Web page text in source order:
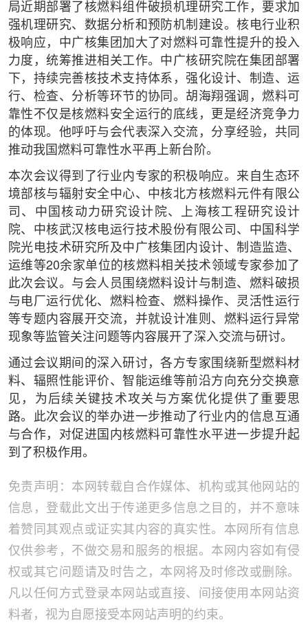
局近期部署了核燃料组件破损机理研究工作，要求加
强机理研究、数据分析和预防机制建设。核电行业积
极响应，中广核集团加大了对燃料可靠性提升的投入
力度，统筹推进相关工作。中广核研究院在集团部署
下，持续完善核技术支持体系，强化设计、制造、运
行、检查、分析等环节的协同。胡海翔强调，燃料可
靠性不仅是核燃料安全运行的底线，更是经济竞争力
的体现。他呼吁与会代表深入交流，分享经验，共同
推动我国燃料可靠性水平再上新台阶。
本次会议得到了行业内专家的积极响应。来自生态环
境部核与辐射安全中心、中核北方核燃料元件有限公
司、中国核动力研究设计院、上海核工程研究设计
院、中核武汉核电运行技术股份有限公司、中国科学
院光电技术研究所及中广核集团内设计、制造监造、
运维等20余家单位的核燃料相关技术领域专家参加了
此次会议。与会人员围绕燃料设计与制造、燃料破损
与电厂运行优化、燃料检查、燃料操作、灵活性运行
等专题内容展开交流，并就设计准则、燃料运行异常
现象等监管关注问题等内容展开了深入交流与研讨。
通过会议期间的深入研讨，各方专家围绕新型燃料材
料、辐照性能评价、智能运维等前沿方向充分交换意
见，为后续关键技术攻关与方案优化提供了重要思
路。此次会议的举办进一步推动了行业内的信息互通
与合作，对促进国内核燃料可靠性水平进一步提升起
到了积极作用。
免责声明：本网转载自合作媒体、机构或其他网站的
信息，登载此文出于传递更多信息之目的，并不意味
着赞同其观点或证实其内容的真实性。本网所有信息
仅供参考，不做交易和服务的根据。本网内容如有侵
权或其它问题请及时告之，本网将及时修改或删除。
凡以任何方式登录本网站或直接、间接使用本网站资
料者，视为自愿接受本网站声明的约束。